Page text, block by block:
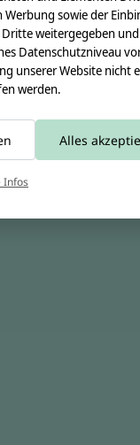
sowie der
weitergegeben
Datenschutzniveau
unserer Website nicht
werden.
Alles
Infos